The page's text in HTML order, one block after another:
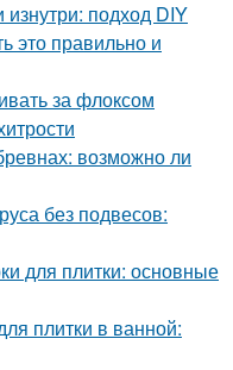
подход DIY
это правильно и
за флоксом
возможно ли
без подвесов:
для плитки: основные
плитки в ванной: